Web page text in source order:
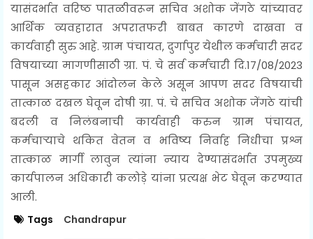
यासंदर्भात वरिष्ठ पातळीवरून सचिव अशोक जेंगठे यांच्यावर
आर्थिक व्यवहारात अपरातफरी बाबत कारणे दाखवा व
कार्यवाही सुरु आहे. ग्राम पंचायत, दुर्गापुर येथील कर्मचारी सदर
विषयाच्या मागणीसाठी ग्रा. पं. चे सर्व कर्मचारी दि.17/08/2023
पासून असहकार आंदोलन केले असून आपण सदर विषयाची
तात्काळ दखल घेवून दोषी ग्रा. पं. चे सचिव अशोक जेंगठे यांची
बदली व निलंबनाची कार्यवाही करुन ग्राम पंचायत,
कर्मचाऱ्याचे थकित वेतन व भविष्य निर्वाह निधीचा प्रश्न
तात्काळ मार्गी लावुन त्यांना न्याय देण्यासंदर्भात उपमुख्य
कार्यपालन अधिकारी कलोड़े यांना प्रत्यक्ष भेट घेवून करण्यात
आली.
Tags Chandrapur